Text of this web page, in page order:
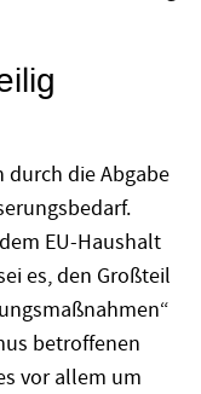
durch die Abgabe
EU-Haushalt
es, den Großteil
betroffenen
vor allem um